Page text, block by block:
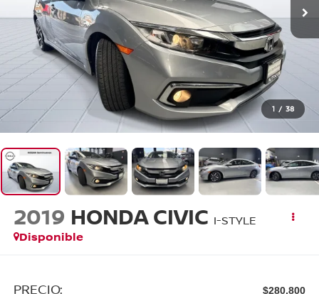
1 / 38
2019 HONDA CIVIC I-STYLE
Disponible
PRECIO: $280,800